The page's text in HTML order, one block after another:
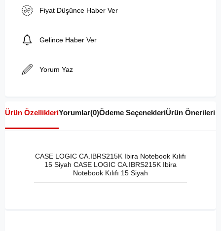
Fiyat Düşünce Haber Ver
Gelince Haber Ver
Yorum Yaz
Ürün ÖzellikleriYorumlar(0)Ödeme SeçenekleriÜrün Önerileri
CASE LOGIC CA.IBRS215K Ibira Notebook Kılıfı
15 Siyah CASE LOGIC CA.IBRS215K Ibira
Notebook Kılıfı 15 Siyah